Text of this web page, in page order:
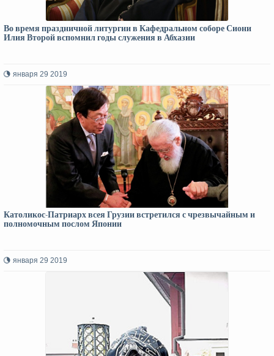
Во время праздничной литургии в Кафедральном соборе Сиони
Илия Второй вспомнил годы служения в Абхазии
января 29 2019
Католикос-Патриарх всея Грузии встретился с чрезвычайным и
полномочным послом Японии
января 29 2019